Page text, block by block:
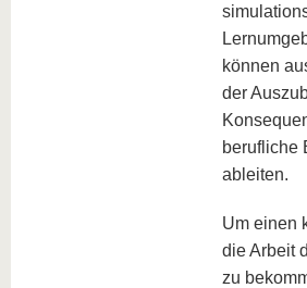
können
der
berufliche
ableiten.
Um einen
die Arbeit
zu